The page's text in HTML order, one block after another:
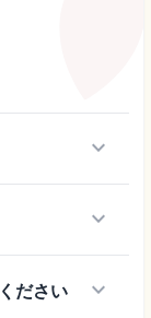
keyboard_arrow_down
keyboard_arrow_down
ださい keyboard_arrow_down